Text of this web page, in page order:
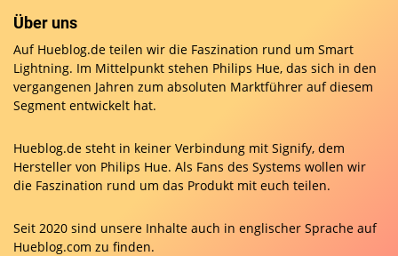
Über uns
Auf Hueblog.de teilen wir die Faszination rund um Smart
Lightning. Im Mittelpunkt stehen Philips Hue, das sich in den
vergangenen Jahren zum absoluten Marktführer auf diesem
Segment entwickelt hat.
Hueblog.de steht in keiner Verbindung mit Signify, dem
Hersteller von Philips Hue. Als Fans des Systems wollen wir
die Faszination rund um das Produkt mit euch teilen.
Seit 2020 sind unsere Inhalte auch in englischer Sprache auf
Hueblog.com zu finden.